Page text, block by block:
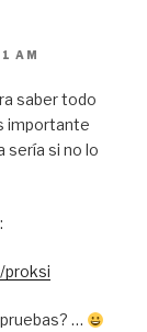
AM
saber todo
importante
sería si no lo
proksi
…